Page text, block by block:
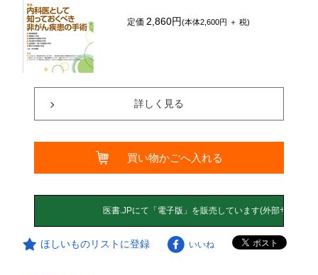
定価2,860円(本体2,600円 ＋ 税)
詳しく見る
買い物かごへ入れる
ほしいものリストに登録 いいね